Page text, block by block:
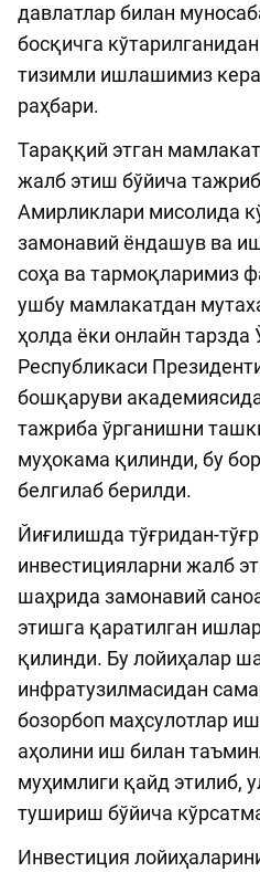
давлатлар билан
босқичга
тизимли ишлашимиз
раҳбари.
Тараққий этган
жалб этиш бўйича
Амирликлари мисолида
замонавий ёндашув ва
соҳа ва тармоқларимиз
ушбу мамлакатдан
ҳолда ёки онлайн тарзда
Республикаси
бошқаруви
тажриба ўрганишни
муҳокама қилинди, бу
белгилаб берилди.
Йиғилишда тўғридан-
инвестицияларни жалб
шаҳрида замонавий
этишга қаратилган
қилинди. Бу лойиҳалар
инфратузилмасидан
бозорбоп маҳсулотлар
аҳолини иш билан
муҳимлиги қайд этилиб,
тушириш бўйича
Инвестиция